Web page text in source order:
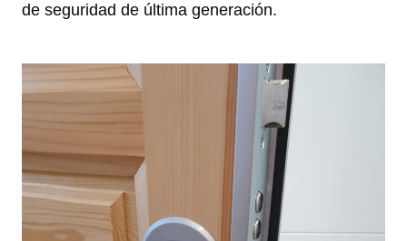
de seguridad de última generación.